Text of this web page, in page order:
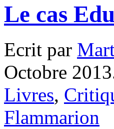
Le cas
Ecrit par
Octobre
Livres,
Flammarion